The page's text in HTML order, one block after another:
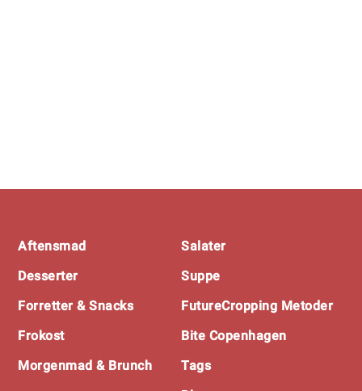
Footer
Aftensmad
Desserter
Forretter & Snacks
Frokost
Morgenmad & Brunch
Salater
Suppe
FutureCropping Metoder
Bite Copenhagen
Tags